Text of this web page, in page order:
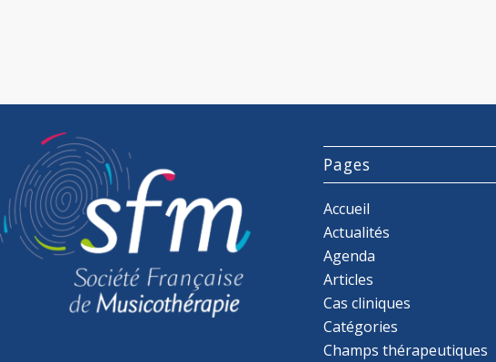
Pages
Accueil
Actualités
Agenda
Articles
Cas cliniques
Catégories
Champs thérapeutiques